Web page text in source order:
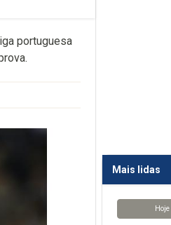
portuguesa
Mais lidas
Hoje